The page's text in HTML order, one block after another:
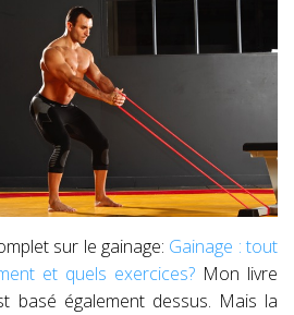
sur le gainage: Gainage : tout
et quels exercices? Mon livre
basé également dessus. Mais la